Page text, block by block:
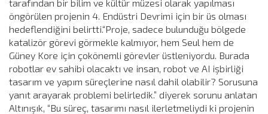
tarafından bir bilim ve kültür müzesi olarak yapılması
öngörülen projenin 4. Endüstri Devrimi için bir üs olması
hedeflendiğini belirtti.“Proje, sadece bulunduğu bölgede
katalizör görevi görmekle kalmıyor, hem Seul hem de
Güney Kore için çokönemli görevler üstleniyordu. Burada
robotlar ev sahibi olacaktı ve insan, robot ve AI işbirliği
tasarım ve yapım süreçlerine nasıl dahil olabilir? Sorusuna
yanıt arayarak problemi belirledik.” diyerek sorunu anlatan
Altınışık, “Bu süreç, tasarımı nasıl ilerletmeliydi ki projenin